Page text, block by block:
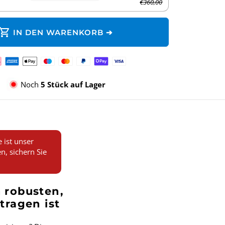
€360,00
IN DEN WARENKORB ➔
Noch 5 Stück auf Lager
ist unser
sichern Sie
robusten,
ist